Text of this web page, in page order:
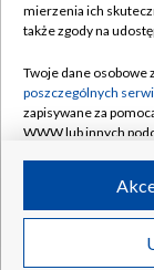
Naziemna
Rada
System NOS
Informacje o
Program dla
©2026
mierzenia ich
także zgody na
Twoje dane osobowe
poszczególnych
zapisywane za
WWW lub innych
ruchu w Internecie.
Twoje dane
poszczególnych